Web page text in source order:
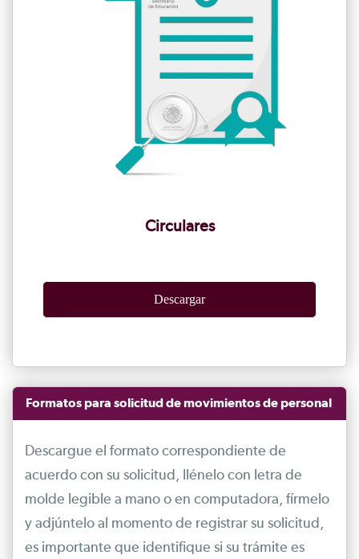
Circulares
Descargar
Formatos para solicitud de movimientos de personal
Descargue el formato correspondiente de
acuerdo con su solicitud, llénelo con letra de
molde legible a mano o en computadora, fírmelo
y adjúntelo al momento de registrar su solicitud,
es importante que identifique si su trámite es